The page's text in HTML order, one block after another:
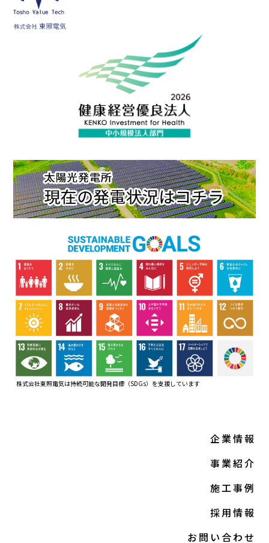
株式会社東照電気は持続可能な開発目標（SDGs） を支援しています
企業情報
事業紹介
施工事例
採用情報
お問い合わせ